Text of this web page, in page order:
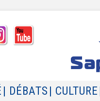
| DÉBATS | CULTURE